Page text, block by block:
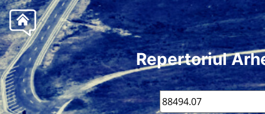
Repertoriul